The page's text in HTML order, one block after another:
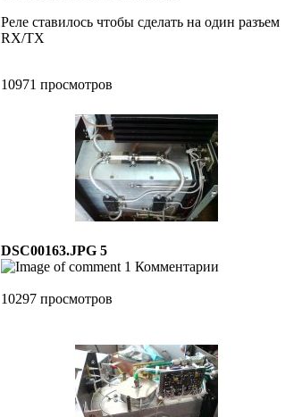
Реле ставилось чтобы сделать на один разъем
RX/TX
10971 просмотров
DSC00163.JPG 5
1 Комментарии
10297 просмотров